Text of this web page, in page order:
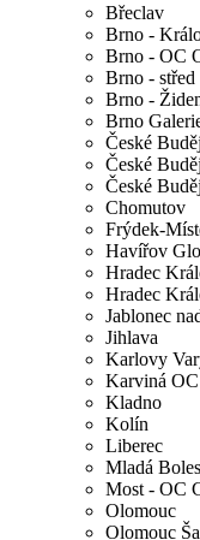
Břeclav
Brno -
Brno - OC
Brno - střed
Brno -
Brno
České
České
České
Chomutov
Frýdek-
Havířov
Hradec
Hradec
Jablonec
Jihlava
Karlovy
Karviná
Kladno
Kolín
Liberec
Mladá
Most - OC
Olomouc
Olomouc